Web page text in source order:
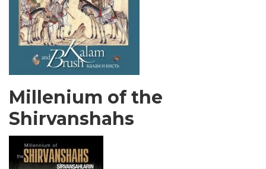
Millenium of the
Shirvanshahs